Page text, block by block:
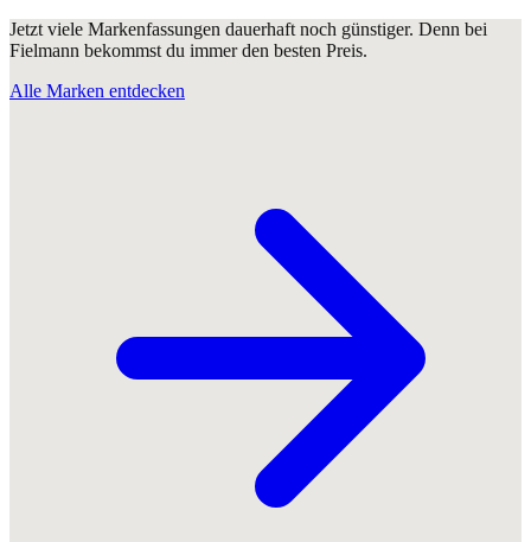
Jetzt viele Markenfassungen dauerhaft noch günstiger. Denn bei
Fielmann bekommst du immer den besten Preis.
Alle Marken entdecken